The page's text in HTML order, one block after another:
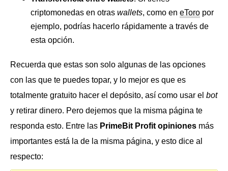
criptomonedas en otras wallets, como en eToro por
ejemplo, podrías hacerlo rápidamente a través de
esta opción.
Recuerda que estas son solo algunas de las opciones
con las que te puedes topar, y lo mejor es que es
totalmente gratuito hacer el depósito, así como usar el bot
y retirar dinero. Pero dejemos que la misma página te
responda esto. Entre las PrimeBit Profit opiniones más
importantes está la de la misma página, y esto dice al
respecto: